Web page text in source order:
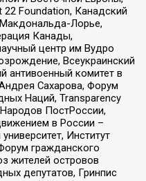
Foundation, Канадский
Макдональда-Лорье,
Канады,
центр им Вудро
Всеукраинский
антивоенный комитет в
Сахарова, Форум
Наций, Transparеncy
ПостРоссии,
в России –
Институт
гражданского
жителей островов
депутатов, Гринпис